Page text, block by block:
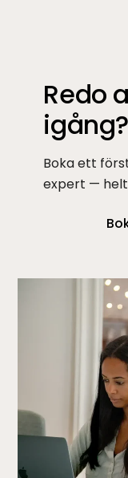
Redo
igång?
Boka ett
expert —